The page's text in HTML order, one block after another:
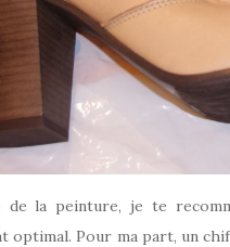
de la peinture, je te
optimal. Pour ma part, un